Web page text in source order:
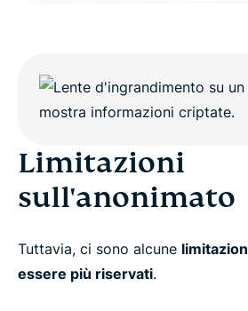
Limitazioni
sull'anonimato
Tuttavia, ci sono alcune
essere più riservati.